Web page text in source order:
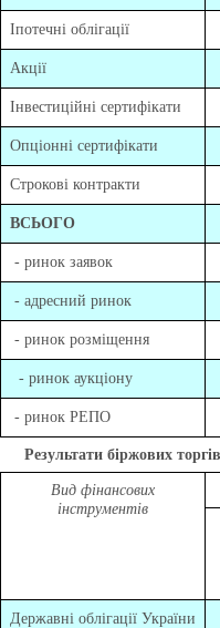
Іпотечні облігації
Акції
Інвестиційні сертифікати
Опціонні сертифікати
Строкові контракти
ВСЬОГО
- ринок заявок
- адресний ринок
- ринок розміщення
- ринок аукціону
- ринок РЕПО
Результати біржових торгів
Вид фінансових
інструментів
Державні облігації України